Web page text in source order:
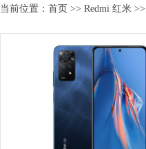
当前位置： 首页 >> Redmi 红米